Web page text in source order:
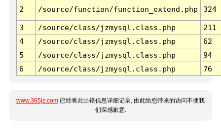
2 /source/function/function_extend.php 324
3 /source/class/jzmysql.class.php
211
4
/source/class/jzmysql.class.php
62
5
/source/class/jzmysql.class.php
94
6
/source/class/jzmysql.class.php 76
www.365jz.com 已经将此出错信息详细记录, 由此给您带来的访问不便我
们深感歉意.